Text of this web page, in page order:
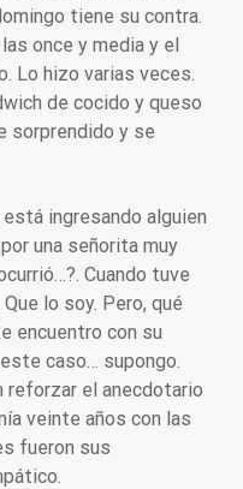
tiene su contra.
once y media y el
Lo hizo varias veces.
de cocido y queso
sorprendido y se
ingresando alguien
una señorita muy
Cuando tuve
lo soy. Pero, qué
encuentro con su
caso… supongo.
reforzar el anecdotario
veinte años con las
fueron sus